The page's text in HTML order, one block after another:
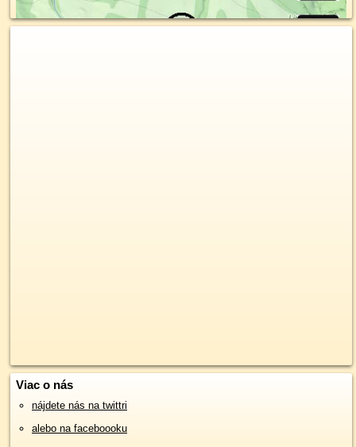
Viac o nás
nájdete nás na twittri
alebo na faceboooku